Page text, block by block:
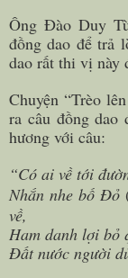
Ông Đào Duy
đồng dao để trả
dao rất thi vị này
Chuyện “Trèo
ra câu đồng dao
hương với câu:
“Có ai về tới
Nhắn nhe bố Đỏ
về,
Ham danh lợi bỏ
Đất nước người